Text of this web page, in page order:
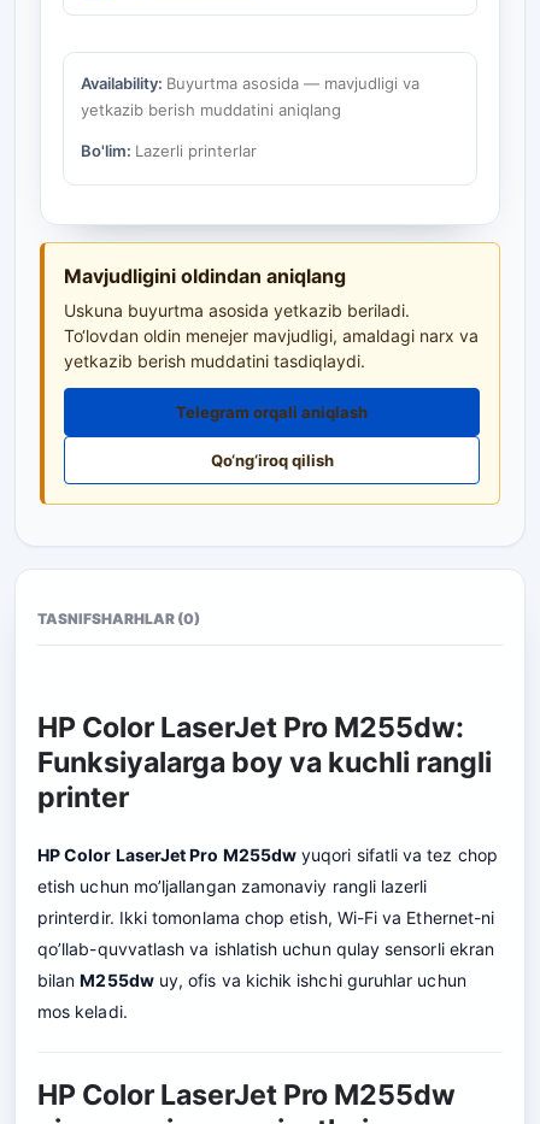
Availability: Buyurtma asosida — mavjudligi va
yetkazib berish muddatini aniqlang
Bo'lim: Lazerli printerlar
Mavjudligini oldindan aniqlang
Uskuna buyurtma asosida yetkazib beriladi.
To‘lovdan oldin menejer mavjudligi, amaldagi narx va
yetkazib berish muddatini tasdiqlaydi.
Telegram orqali aniqlash
Qo‘ng‘iroq qilish
TASNIFSHARHLAR (0)
HP Color LaserJet Pro M255dw:
Funksiyalarga boy va kuchli rangli
printer
HP Color LaserJet Pro M255dwyuqori sifatli va tez chop
etish uchun mo’ljallangan zamonaviy rangli lazerli
printerdir. Ikki tomonlama chop etish, Wi-Fi va Ethernet-ni
qo’llab-quvvatlash va ishlatish uchun qulay sensorli ekran
bilanM255dwuy, ofis va kichik ishchi guruhlar uchun
mos keladi.
HP Color LaserJet Pro M255dw